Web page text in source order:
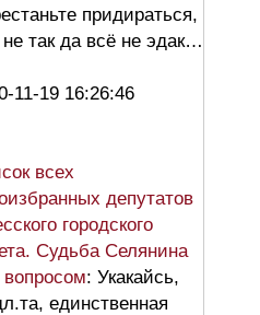
придираться,
не так да всё не эдак…
11-19 16:26:46
всех
депутатов
городского
Судьба Селянина
вопросом: Укакайсь,
единственная